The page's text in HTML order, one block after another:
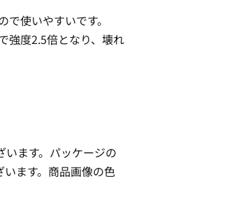
使いやすいです。
強度2.5倍となり、壊れ
ます。パッケージの
ます。商品画像の色